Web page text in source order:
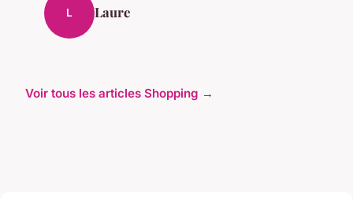
L Laure
Voir tous les articles Shopping →